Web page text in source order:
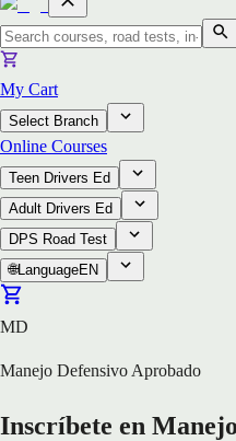
My Cart
Select Branch
Online Courses
Teen Drivers Ed
Adult Drivers Ed
DPS Road Test
🌐LanguageEN
MD
Manejo Defensivo Aprobado
Inscríbete en